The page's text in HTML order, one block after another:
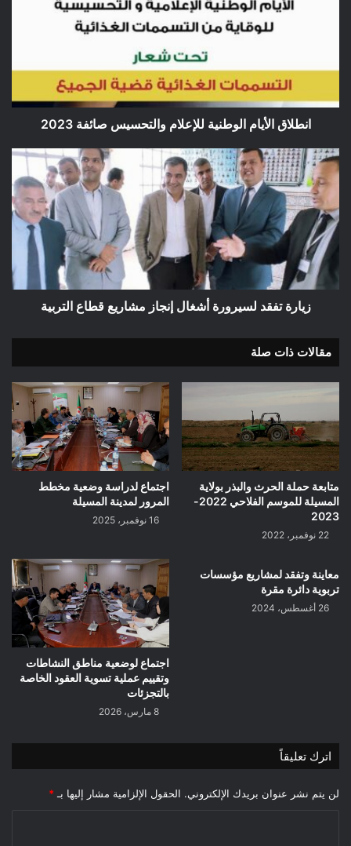
2023
انطلاق الأيام الوطنية للإعلام والتحسيس صائفة 2023
زيارة
تفقد
لسيرورة
أشغال
إنجاز
مشاريع
قطاع
التربية
زيارة تفقد لسيرورة أشغال إنجاز مشاريع قطاع التربية
مقالات ذات صلة
متابعة حملة الحرث والبذر بولاية
المسيلة للموسم الفلاحي 2022-
2023
22 نوفمبر، 2022
اجتماع لدراسة وضعية مخطط
المرور لمدينة المسيلة
16 نوفمبر، 2025
معاينة وتفقد لمشاريع مؤسسات
تربوية دائرة مقرة
26 أغسطس، 2024
اجتماع لوضعية مناطق النشاطات
وتقييم عملية تسوية العقود الخاصة
بالتجزئات
8 مارس، 2026
اترك تعليقاً
لن يتم نشر عنوان بريدك الإلكتروني. الحقول الإلزامية مشار إليها بـ *